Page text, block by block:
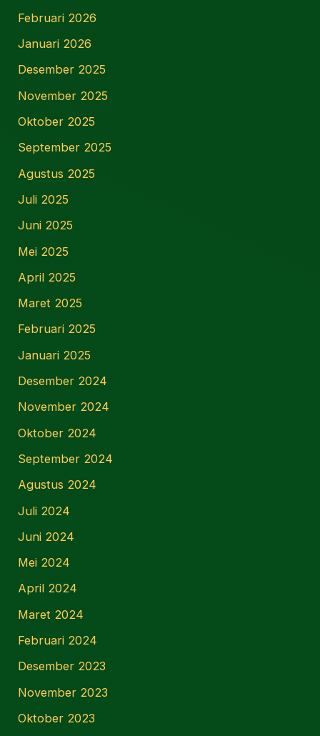
Februari 2026
Januari 2026
Desember 2025
November 2025
Oktober 2025
September 2025
Agustus 2025
Juli 2025
Juni 2025
Mei 2025
April 2025
Maret 2025
Februari 2025
Januari 2025
Desember 2024
November 2024
Oktober 2024
September 2024
Agustus 2024
Juli 2024
Juni 2024
Mei 2024
April 2024
Maret 2024
Februari 2024
Desember 2023
November 2023
Oktober 2023